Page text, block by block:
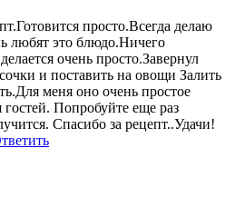
просто.Всегда делаю
любят это блюдо.Ничего
очень просто.Завернул
и поставить на овощи Залить
меня оно очень простое
Попробуйте еще раз
Спасибо за рецепт..Удачи!